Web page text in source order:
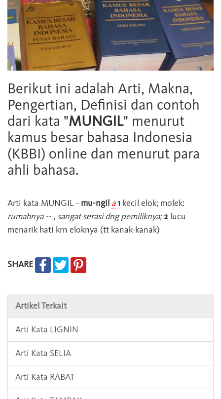
Berikut ini adalah Arti, Makna,
Pengertian, Definisi dan contoh
dari kata "MUNGIL" menurut
kamus besar bahasa Indonesia
(KBBI) online dan menurut para
ahli bahasa.
Arti kata MUNGIL - mu-ngil a1 kecil elok; molek:
rumahnya -- , sangat serasi dng pemiliknya;2 lucu
menarik hati krn eloknya (tt kanak-kanak)
SHARE
Artikel Terkait
Arti Kata LIGNIN
Arti Kata SELIA
Arti Kata RABAT